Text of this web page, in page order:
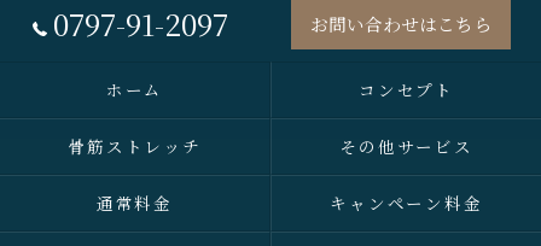
0797-91-2097 お問い合わせはこちら
ホーム コンセプト
骨筋ストレッチ その他サービス
通常料金 キャンペーン料金